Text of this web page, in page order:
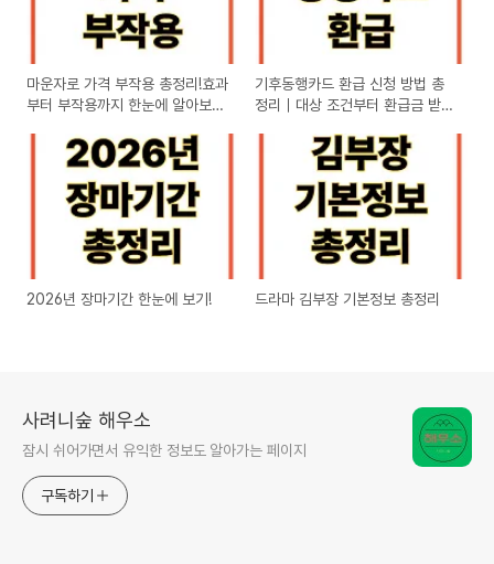
마운자로 가격 부작용 총정리!효과
부터 부작용까지 한눈에 알아보기
기후동행카드 환급 신청 방법 총
정리｜대상 조건부터 환급금 받는
2026년 장마기간 한눈에 보기! 드라마 김부장 기본정보 총정리
사려니숲 해우소
잠시 쉬어가면서 유익한 정보도 알아가는 페이지
구독하기